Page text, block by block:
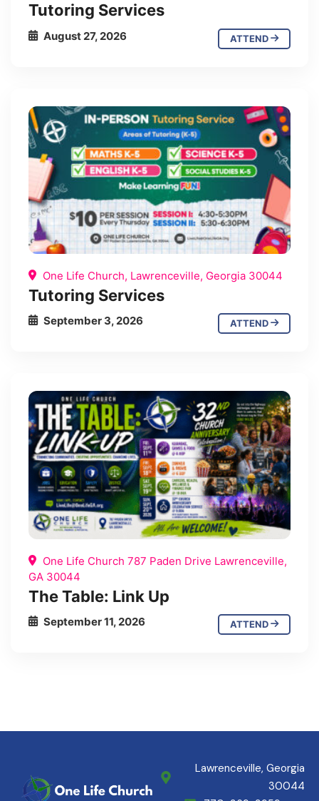
Tutoring Services
August 27, 2026 ATTEND
One Life Church, Lawrenceville, Georgia 30044
Tutoring Services
September 3, 2026 ATTEND
One Life Church 787 Paden Drive Lawrenceville,
GA 30044
The Table: Link Up
September 11, 2026 ATTEND
Lawrenceville, Georgia
30044